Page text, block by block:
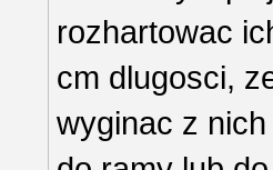
rozhartowac
cm dlugosci,
wyginac z